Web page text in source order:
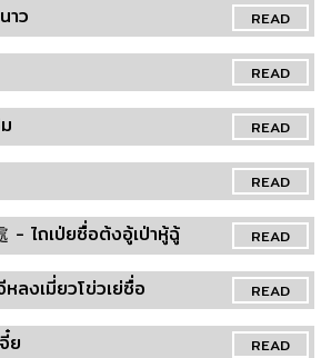
READ
าว
READ
READ
READ
READ
- ไถเป่ยซื่อต้งอู้เป่าหู้ฉู้
READ
ลงเมี่ยวโข่วเย่ซื่อ
READ
ย